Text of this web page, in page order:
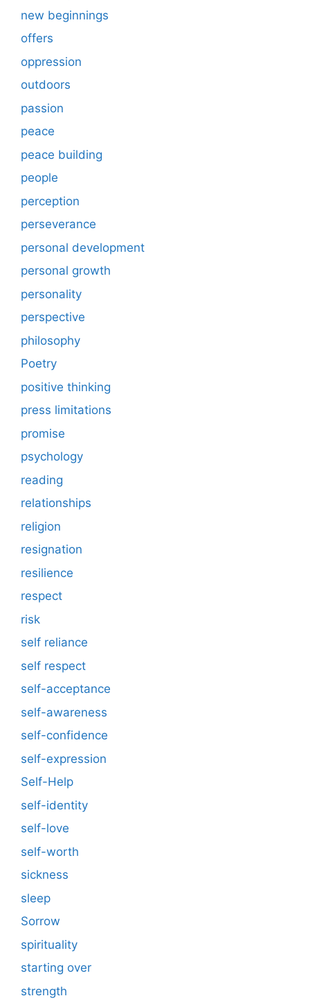
new beginnings
offers
oppression
outdoors
passion
peace
peace building
people
perception
perseverance
personal development
personal growth
personality
perspective
philosophy
Poetry
positive thinking
press limitations
promise
psychology
reading
relationships
religion
resignation
resilience
respect
risk
self reliance
self respect
self-acceptance
self-awareness
self-confidence
self-expression
Self-Help
self-identity
self-love
self-worth
sickness
sleep
Sorrow
spirituality
starting over
strength